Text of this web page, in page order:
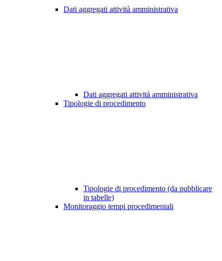
Dati aggregati attività amministrativa
Dati aggregati attività amministrativa
Tipologie di procedimento
Tipologie di procedimento (da pubblicare
in tabelle)
Monitoraggio tempi procedimentali